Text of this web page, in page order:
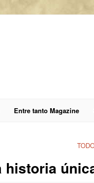
Entre tanto Magazine
historia